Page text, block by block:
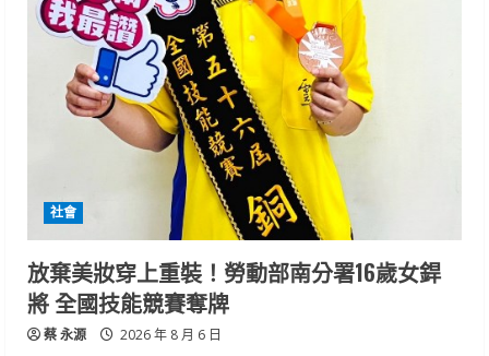
社會
放棄美妝穿上重裝！勞動部南分署16歲女銲
將 全國技能競賽奪牌
蔡 永源 2026 年 8 月 6 日